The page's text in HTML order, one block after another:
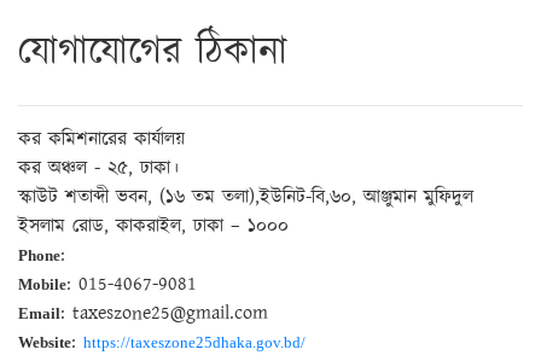
যোগাযোগের ঠিকানা
কর কমিশনারের কার্যালয়
কর অঞ্চল - ২৫, ঢাকা।
স্কাউট শতাব্দী ভবন, (১৬ তম তলা),ইউনিট-বি,৬০, আঞ্জুমান মুফিদুল
ইসলাম রোড, কাকরাইল, ঢাকা – ১০০০
Phone:
Mobile: 015-4067-9081
Email: taxeszone25@gmail.com
Website: https://taxeszone25dhaka.gov.bd/